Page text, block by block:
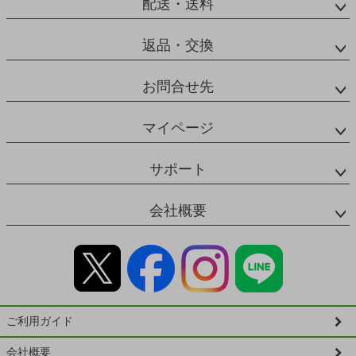
配送・送料
返品・交換
お問合せ先
マイページ
サポート
会社概要
ご利用ガイド
会社概要